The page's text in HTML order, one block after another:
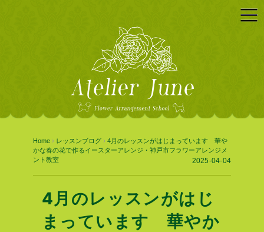
Home › レッスンブログ › 4月のレッスンがはじまっています 華や
かな春の花で作るイースターアレンジ・神戸市フラワーアレンジメ
ント教室
2025-04-04
4月のレッスンがはじ
まっています 華やか